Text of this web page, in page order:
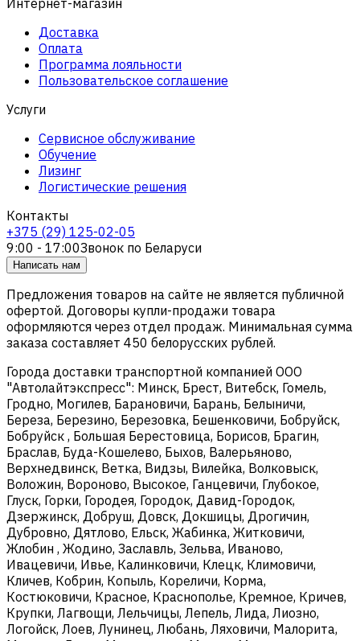
Доставка
Оплата
Программа лояльности
Пользовательское соглашение
Услуги
Сервисное обслуживание
Обучение
Лизинг
Логистические решения
Контакты
+375 (29) 125-02-05
9:00 - 17:00Звонок по Беларуси
Написать нам
Предложения товаров на сайте не является публичной
офертой. Договоры купли-продажи товара
оформляются через отдел продаж. Минимальная сумма
заказа составляет 450 белорусских рублей.
Города доставки транспортной компанией ООО
"Автолайтэкспресс": Минск, Брест, Витебск, Гомель,
Гродно, Могилев, Барановичи, Барань, Белыничи,
Береза, Березино, Березовка, Бешенковичи, Бобруйск,
Бобруйск , Большая Берестовица, Борисов, Брагин,
Браслав, Буда-Кошелево, Быхов, Валерьяново,
Верхнедвинск, Ветка, Видзы, Вилейка, Волковыск,
Воложин, Вороново, Высокое, Ганцевичи, Глубокое,
Глуск, Горки, Городея, Городок, Давид-Городок,
Дзержинск, Добруш, Довск, Докшицы, Дрогичин,
Дубровно, Дятлово, Ельск, Жабинка, Житковичи,
Жлобин , Жодино, Заславль, Зельва, Иваново,
Ивацевичи, Ивье, Калинковичи, Клецк, Климовичи,
Кличев, Кобрин, Копыль, Кореличи, Корма,
Костюковичи, Красное, Краснополье, Кремное, Кричев,
Крупки, Лагвощи, Лельчицы, Лепель, Лида, Лиозно,
Логойск, Лоев, Лунинец, Любань, Ляховичи, Малорита,